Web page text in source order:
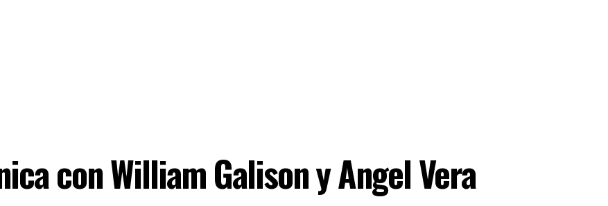
con William Galison y Angel Vera